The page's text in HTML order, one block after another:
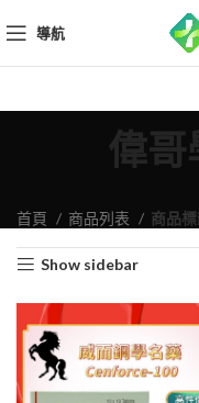
導航
偉
首頁 商品列表 商品
Show sidebar